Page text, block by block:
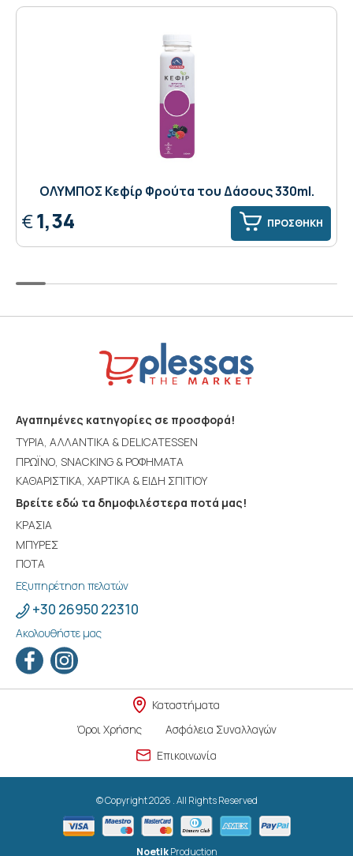
ΟΛΥΜΠΟΣ Κεφίρ Φρούτα του Δάσους 330ml.
€1,34 ΠΡΟΣΘΗΚΗ
Αγαπημένες κατηγορίες σε προσφορά!
ΤΥΡΙΑ, ΑΛΛΑΝΤΙΚΑ & DELICATESSEN
ΠΡΩΪΝΟ, SNACKING & ΡΟΦΗΜΑΤΑ
ΚΑΘΑΡΙΣΤΙΚΑ, ΧΑΡΤΙΚΑ & ΕΙΔΗ ΣΠΙΤΙΟΥ
Βρείτε εδώ τα δημοφιλέστερα ποτά μας!
ΚΡΑΣΙΑ
ΜΠΥΡΕΣ
ΠΟΤΑ
Εξυπηρέτηση πελατών
+30 26950 22310
Ακολουθήστε μας
Καταστήματα
Όροι Χρήσης
Ασφάλεια Συναλλαγών
Επικοινωνία
© Copyright 2026 . All Rights Reserved
Noetik Production